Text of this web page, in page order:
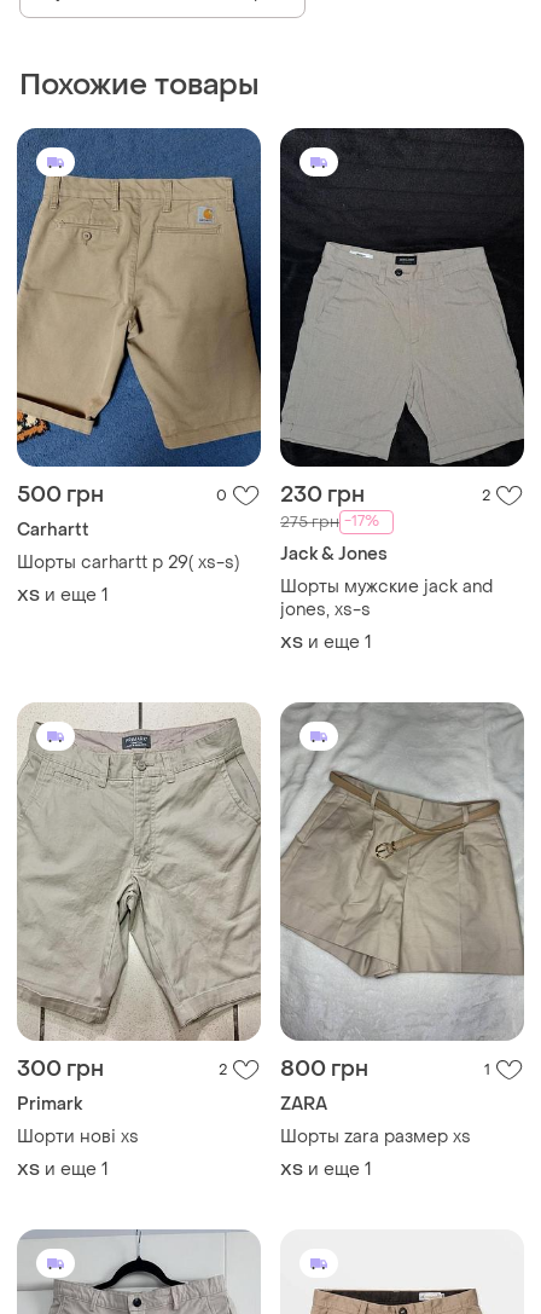
Похожие товары
500 грн 0
Carhartt
Шорты carhartt р 29( xs-s)
XS и еще 1
230 грн 2
275 грн -17%
Jack & Jones
Шорты мужские jack and
jones, xs-s
XS и еще 1
300 грн 2
Primark
Шорти нові xs
XS и еще 1
800 грн 1
ZARA
Шорты zara размер xs
XS и еще 1